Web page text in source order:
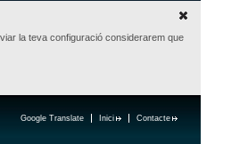
la teva configuració considerarem que
Contacte
Inici
Google Translate